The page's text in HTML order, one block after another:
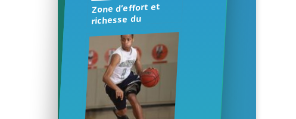
Zone d’effort et
richesse du
répertoire
d’exercices